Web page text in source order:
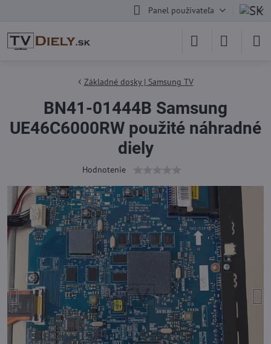
Panel používateľa
Základné dosky | Samsung TV
BN41-01444B Samsung
UE46C6000RW použité náhradné
diely
Hodnotenie